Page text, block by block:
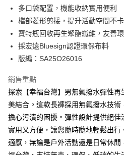
ATM付款
貨到付款
運送方式
每筆NT$100，滿NT$699(含以上)免
付款後全家取貨
每筆NT$100，滿NT$699(含以上)免
萊爾富取貨付款
多口袋配置，機能收納實用便利
檔部菱形剪接，提升活動空間不
寶特瓶回收再生聚酯纖維，友善
採宏遠Bluesign認證環保布料
版編：SA25O26016
銷售重點
探索【幸福台灣】男無氟撥水彈性
美結合。這款長褲採用無氟撥水技
擔心污漬的困擾。彈性設計提供絕佳
實用又方便，讓您隨時隨地輕鬆出
適感，無論是戶外活動還是日常休